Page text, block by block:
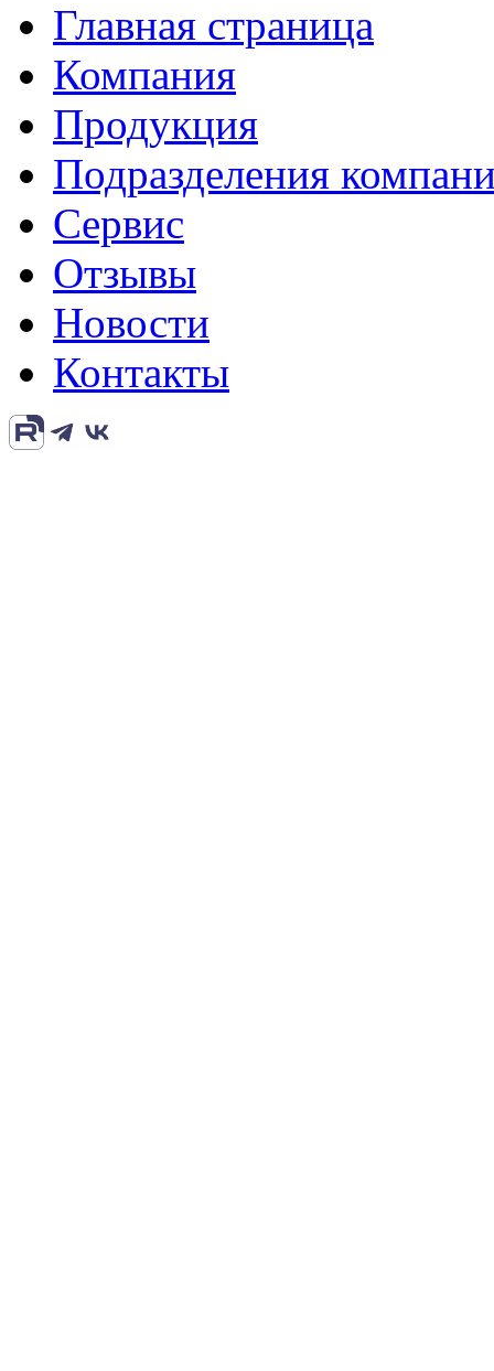
Главная страница
Компания
Продукция
Подразделения
Сервис
Отзывы
Новости
Контакты